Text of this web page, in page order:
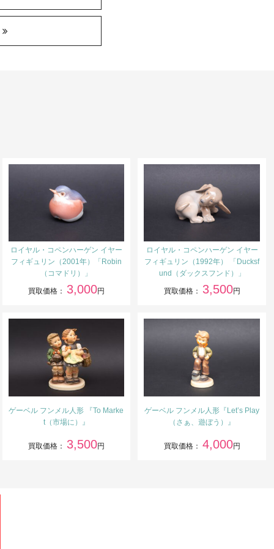
ロイヤル・コペンハーゲン イヤー
フィギュリン（2001年）「Robin
（コマドリ）」
買取価格： 3,000円
ロイヤル・コペンハーゲン イヤー
フィギュリン（1992年） 「Ducksf
und（ダックスフンド）」
買取価格： 3,500円
ゲーベル フンメル人形 『To Marke
t（市場に）』
買取価格： 3,500円
ゲーベル フンメル人形『Let’s Play
（さぁ、遊ぼう）』
買取価格： 4,000円